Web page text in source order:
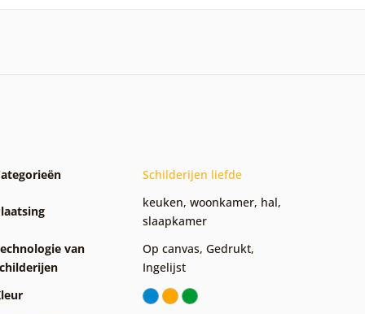
Schilderijen liefde
keuken, woonkamer, hal,
slaapkamer
van
Op canvas, Gedrukt,
Ingelijst